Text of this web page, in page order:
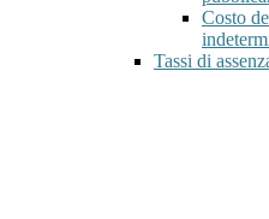
Costo
Tassi di